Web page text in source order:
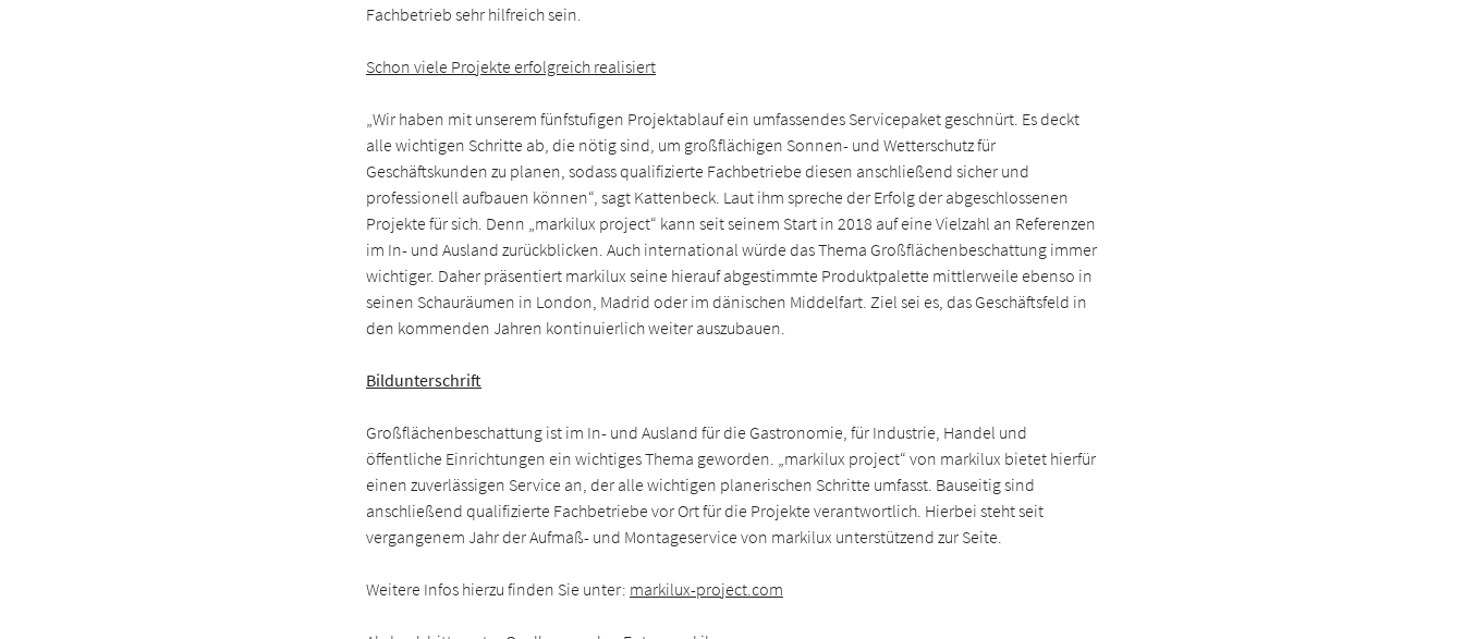
Fachbetrieb sehr hilfreich sein.
Schon viele Projekte erfolgreich realisiert
„Wir haben mit unserem fünfstufigen Projektablauf ein umfassendes Servicepaket geschnürt. Es deckt
alle wichtigen Schritte ab, die nötig sind, um großflächigen Sonnen- und Wetterschutz für
Geschäftskunden zu planen, sodass qualifizierte Fachbetriebe diesen anschließend sicher und
professionell aufbauen können“, sagt Kattenbeck. Laut ihm spreche der Erfolg der abgeschlossenen
Projekte für sich. Denn „markilux project“ kann seit seinem Start in 2018 auf eine Vielzahl an Referenzen
im In- und Ausland zurückblicken. Auch international würde das Thema Großflächenbeschattung immer
wichtiger. Daher präsentiert markilux seine hierauf abgestimmte Produktpalette mittlerweile ebenso in
seinen Schauräumen in London, Madrid oder im dänischen Middelfart. Ziel sei es, das Geschäftsfeld in
den kommenden Jahren kontinuierlich weiter auszubauen.
Bildunterschrift
Großflächenbeschattung ist im In- und Ausland für die Gastronomie, für Industrie, Handel und
öffentliche Einrichtungen ein wichtiges Thema geworden. „markilux project“ von markilux bietet hierfür
einen zuverlässigen Service an, der alle wichtigen planerischen Schritte umfasst. Bauseitig sind
anschließend qualifizierte Fachbetriebe vor Ort für die Projekte verantwortlich. Hierbei steht seit
vergangenem Jahr der Aufmaß- und Montageservice von markilux unterstützend zur Seite.
Weitere Infos hierzu finden Sie unter: markilux-project.com